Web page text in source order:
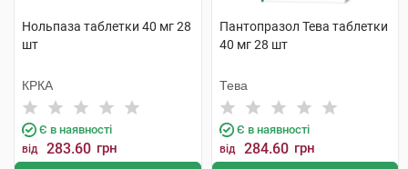
Нольпаза таблетки 40 мг 28
шт
КРКА
Є в наявності
від 283.60 грн
Пантопразол Тева таблетки
40 мг 28 шт
Тева
Є в наявності
від 284.60 грн